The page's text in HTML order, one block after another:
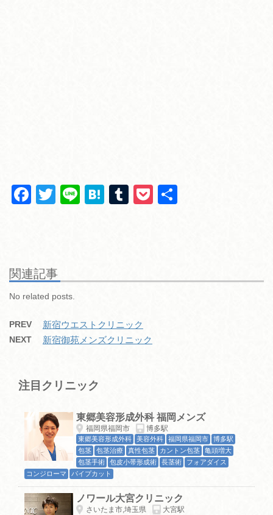
F
b
o
k
T
Li
H
T
P
関連記事
No related posts.
PREV 新宿ウエストクリニック
NEXT 新宿御苑メンズクリニック
注目クリニック
東郷美容形成外科 福岡メンズ
福岡県福岡市 博多駅
東郷美容形成外科 美容外科 福岡県福岡市
博多駅
包茎
包茎治療 真性包茎 カントン包茎
亀頭増大
包茎手術
包皮小帯形成術 長茎術
フォアダイス
コンジローマ
パイプカット
ノワール大宮クリニック
さいたま市,埼玉県 大宮駅